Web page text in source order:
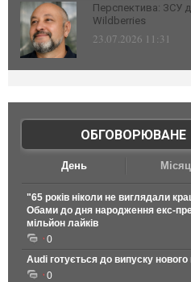
Перспектива: ЗСУ
Wildberries
23.07.2026 11:31
ОБГОВОРЮВАНЕ
День
"65 років ніколи не виглядали
Обами до дня народження екс-
мільйон лайків
0
Audi готується до випуску
0